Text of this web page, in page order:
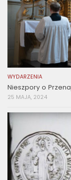
WYDARZENIA
Nieszpory o
25 MAJA, 2024